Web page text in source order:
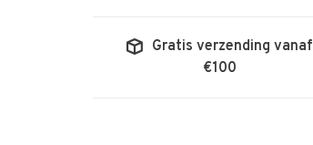
Gratis verzending vanaf
€100